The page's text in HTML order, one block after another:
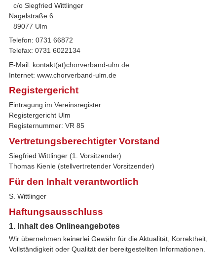
c/o Siegfried Wittlinger
Nagelstraße 6
89077 Ulm
Telefon: 0731 66872
Telefax: 0731 6022134
E-Mail: kontakt(at)chorverband-ulm.de
Internet: www.chorverband-ulm.de
Registergericht
Eintragung im Vereinsregister
Registergericht Ulm
Registernummer: VR 85
Vertretungsberechtigter Vorstand
Siegfried Wittlinger (1. Vorsitzender)
Thomas Kienle (stellvertretender Vorsitzender)
Für den Inhalt verantwortlich
S. Wittlinger
Haftungsausschluss
1. Inhalt des Onlineangebotes
Wir übernehmen keinerlei Gewähr für die Aktualität, Korrektheit,
Vollständigkeit oder Qualität der bereitgestellten Informationen.